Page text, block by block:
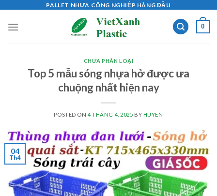
content
PALLET NHỰA CÔNG NGHIỆP HÀNG ĐẦU
0
CHƯA PHÂN LOẠI
Top 5 mẫu sóng nhựa hở được ưa
chuộng nhất hiện nay
POSTED ON4 THÁNG 4, 2025 BY HUYEN
04
Th4